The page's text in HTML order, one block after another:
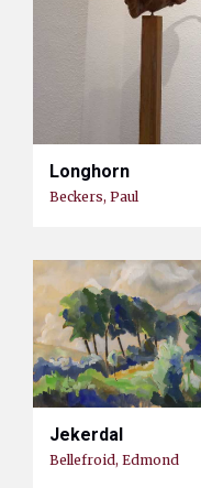
Longhorn
Beckers, Paul
Jekerdal
Bellefroid, Edmond